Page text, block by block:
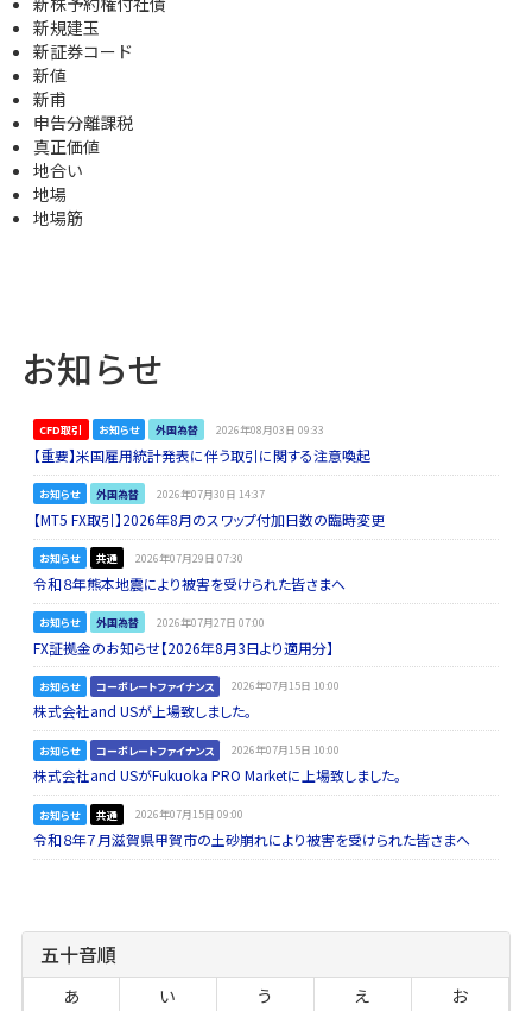
新規建玉
新証券コード
新値
新甫
申告分離課税
真正価値
地合い
地場
地場筋
お知らせ
CFD取引 お知らせ 外国為替 2026年08月03日 09:33
【重要】米国雇用統計発表に伴う取引に関する注意喚起
お知らせ 外国為替 2026年07月30日 14:37
【MT5 FX取引】2026年8月のスワップ付加日数の臨時変更
お知らせ 共通 2026年07月29日 07:30
令和８年熊本地震により被害を受けられた皆さまへ
お知らせ 外国為替 2026年07月27日 07:00
FX証拠金のお知らせ【2026年8月3日より適用分】
お知らせ コーポレートファイナンス 2026年07月15日 10:00
株式会社and USが上場致しました。
お知らせ コーポレートファイナンス 2026年07月15日 10:00
株式会社and USがFukuoka PRO Marketに上場致しました。
お知らせ 共通 2026年07月15日 09:00
令和８年７月滋賀県甲賀市の土砂崩れにより被害を受けられた皆さまへ
五十音順
あ い う え
お